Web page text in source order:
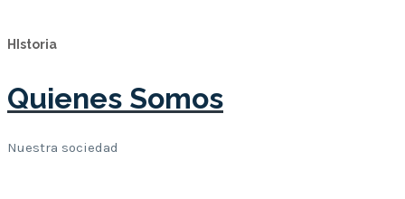
HIstoria
Quienes Somos
Nuestra sociedad